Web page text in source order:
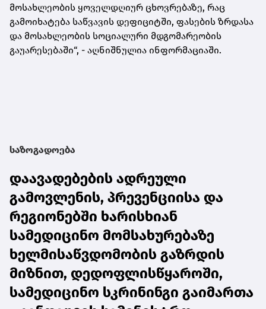
მოსახლეობის ყოველდღიურ ცხოვრებაზე, რაც
გამოიხატება საწვავის დეფიციტში, ფასების ზრდასა
და მოსახლეობის სოციალური მდგომარეობის
გაუარესებაში“, - აღნიშნულია ინფორმაციაში.
საზოგადოება
დაავადებების ადრეული
გამოვლენის, პრევენციისა და
რეგიონებში ხარისხიან
სამედიცინო მომსახურებაზე
ხელმისაწვდომობის გაზრდის
მიზნით, დედოფლისწყაროში,
სამედიცინო სკრინინგი გაიმართა